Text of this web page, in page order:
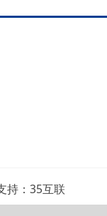
持：35互联